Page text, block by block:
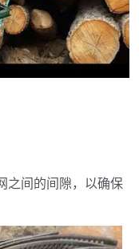
之间的间隙，以确保